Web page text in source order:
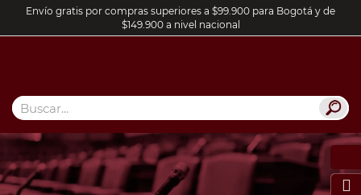
Envío gratis por compras superiores a $99.900 para Bogotá y de
$149.900 a nivel nacional
